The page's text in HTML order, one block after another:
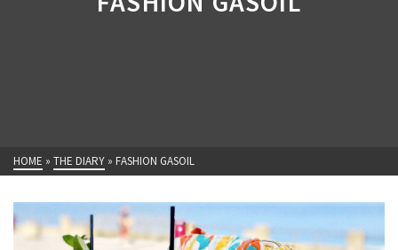
HOME » THE DIARY » FASHION GASOIL